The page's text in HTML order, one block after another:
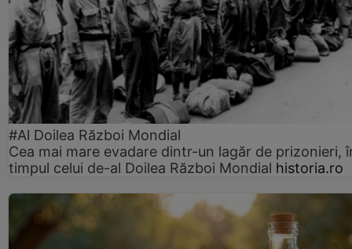
#Al Doilea Război Mondial
Cea mai mare evadare dintr-un lagăr de prizonieri,
timpul celui de-al Doilea Război Mondial historia.ro